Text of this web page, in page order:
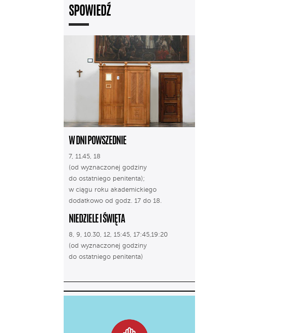
SPOWIEDŹ
W DNI POWSZEDNIE
7, 11.45, 18
(od wyznaczonej godziny
do ostatniego penitenta);
w ciągu roku akademickiego
dodatkowo od godz. 17 do 18.
NIEDZIELE I ŚWIĘTA
8, 9, 10.30, 12, 15:45, 17:45,19:20
(od wyznaczonej godziny
do ostatniego penitenta)